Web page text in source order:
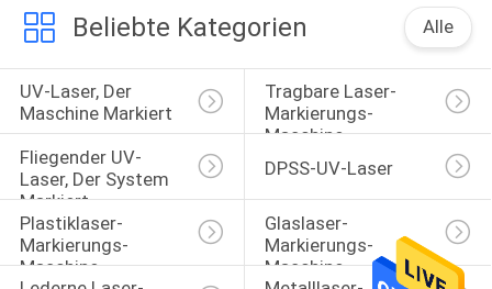
Beliebte Kategorien Alle
UV-Laser, Der
Maschine Markiert
Tragbare Laser-
Markierungs-
Maschine
Fliegender UV-
Laser, Der System
Markiert
DPSS-UV-Laser
Plastiklaser-
Markierungs-
Maschine
Glaslaser-
Markierungs-
Maschine